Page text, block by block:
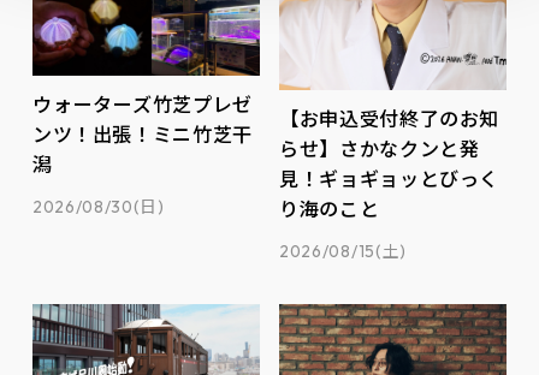
ウォーターズ竹芝プレゼ
ンツ！出張！ミニ竹芝干
潟
2026/08/30(日)
【お申込受付終了のお知
らせ】さかなクンと発
見！ギョギョッとびっく
り海のこと
2026/08/15(土)